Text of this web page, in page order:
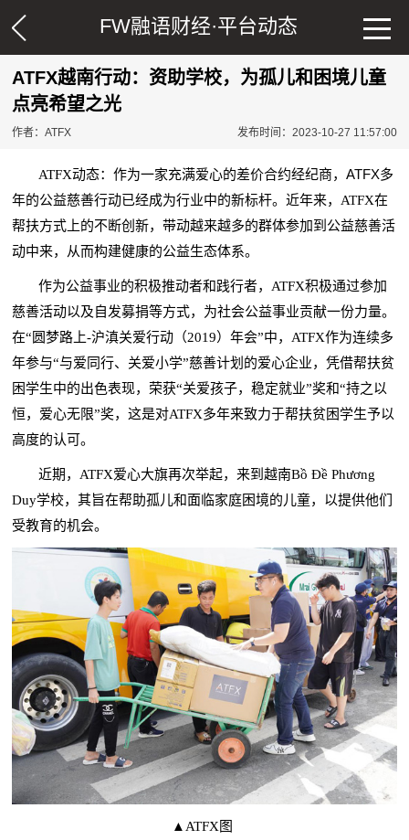
FW融语财经·平台动态
ATFX越南行动：资助学校，为孤儿和困境儿童
点亮希望之光
作者：ATFX 发布时间：2023-10-27 11:57:00
ATFX动态：作为一家充满爱心的差价合约经纪商，ATFX多
年的公益慈善行动已经成为行业中的新标杆。近年来，ATFX在
帮扶方式上的不断创新，带动越来越多的群体参加到公益慈善活
动中来，从而构建健康的公益生态体系。
作为公益事业的积极推动者和践行者，ATFX积极通过参加
慈善活动以及自发募捐等方式，为社会公益事业贡献一份力量。
在“圆梦路上-沪滇关爱行动（2019）年会”中，ATFX作为连续多
年参与“与爱同行、关爱小学”慈善计划的爱心企业，凭借帮扶贫
困学生中的出色表现，荣获“关爱孩子，稳定就业”奖和“持之以
恒，爱心无限”奖，这是对ATFX多年来致力于帮扶贫困学生予以
高度的认可。
近期，ATFX爱心大旗再次举起，来到越南Bồ Đề Phương
Duy学校，其旨在帮助孤儿和面临家庭困境的儿童，以提供他们
受教育的机会。
▲ATFX图